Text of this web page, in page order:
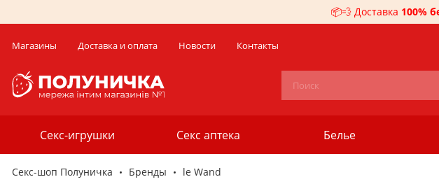
📦💨 Доставка 100%
Магазины Доставка и оплата Новости Контакты
Секс-игрушки Секс аптека Белье
Секс-шоп Полуничка Бренды le Wand